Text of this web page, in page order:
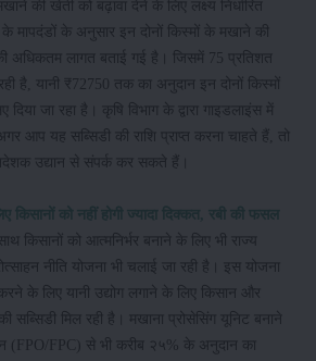
की खेती को बढ़ावा देने के लिए लक्ष्य निर्धारित
के मापदंडों के अनुसार इन दोनों किस्मों के मखाने की
अधिकतम लागत बताई गई है। जिसमें 75 प्रतिशत
है, यानी ₹72750 तक का अनुदान इन दोनों किस्मों
जा रहा है। कृषि विभाग के द्वारा गाइडलाइंस में
आप यह सब्सिडी की राशि प्राप्त करना चाहते हैं, तो
उद्यान से संपर्क कर सकते हैं।
किसानों को नहीं होगी ज्यादा दिक्कत, रबी की फसल
किसानों को आत्मनिर्भर बनाने के लिए भी राज्य
नीति योजना भी चलाई जा रही है। इस योजना
के लिए यानी उद्योग लगाने के लिए किसान और
सब्सिडी मिल रही है। मखाना प्रोसेसिंग यूनिट बनाने
(FPO/FPC) से भी करीब २५% के अनुदान का